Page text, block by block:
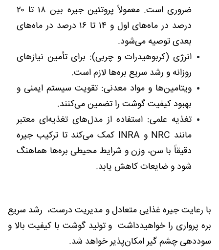
ضروری است. معمولاً پروتئین جیره بین ۱۸ تا ۲۰
درصد در ماه‌های اول و ۱۴ تا ۱۶ درصد در ماه‌های
بعدی توصیه می‌شود.
انرژی (کربوهیدرات و چربی): برای تأمین نیازهای
روزانه و رشد سریع بره‌ها لازم است.
ویتامین‌ها و مواد معدنی: تقویت سیستم ایمنی و
بهبود کیفیت گوشت را تضمین می‌کنند.
تغذیه علمی: استفاده از مدل‌های تغذیه‌ای معتبر
مانند NRC وINRA کمک می‌کند تا ترکیب جیره
دقیقاً با سن، وزن و شرایط محیطی بره‌ها هماهنگ
شود و ضایعات کاهش یابد.
با رعایت جیره غذایی متعادل و مدیریت درست، رشد سریع
بره پرواری را خواهیدداشت و تولید گوشت با کیفیت بالا و
سوددهی چشم گیر امکان‌پذیر خواهد شد.